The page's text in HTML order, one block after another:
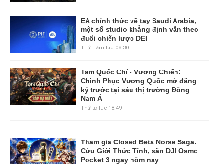
EA chính thức về tay Saudi Arabia,
một số studio khẳng định vẫn theo
đuổi chiến lược DEI
Thứ năm lúc 08:30
Tam Quốc Chí - Vương Chiến:
Chinh Phục Vương Quốc mở đăng
ký trước tại sáu thị trường Đông
Nam Á
Thứ tư lúc 18:49
Tham gia Closed Beta Norse Saga:
Cửu Giới Thức Tỉnh, săn DJI Osmo
Pocket 3 ngay hôm nay